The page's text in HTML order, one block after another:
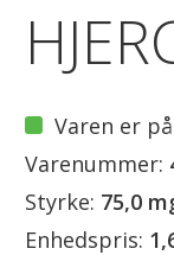
Varen er
Varenummer:
Styrke: 75,0
Enhedspris: